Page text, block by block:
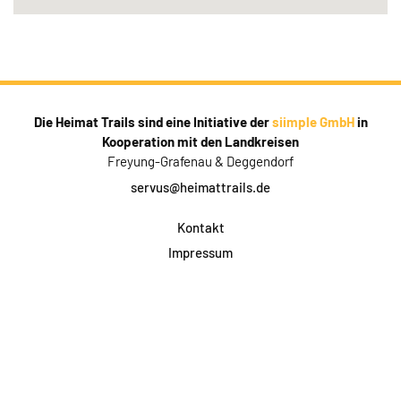
Die Heimat Trails sind eine Initiative dersiimple GmbHin
Kooperation mit den Landkreisen
Freyung-Grafenau & Deggendorf
servus@heimattrails.de
Kontakt
Impressum